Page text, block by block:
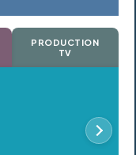
PRODUCTION
TV